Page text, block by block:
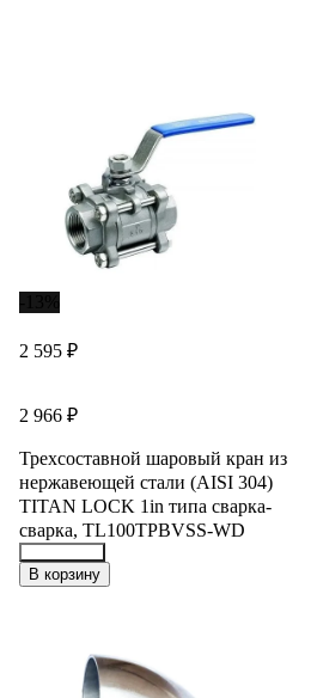
2 595 ₽
2 966 ₽
Трехсоставной шаровый кран из
нержавеющей стали (AISI 304)
TITAN LOCK 1in типа сварка-
сварка, TL100TPBVSS-WD
21881848
В корзину